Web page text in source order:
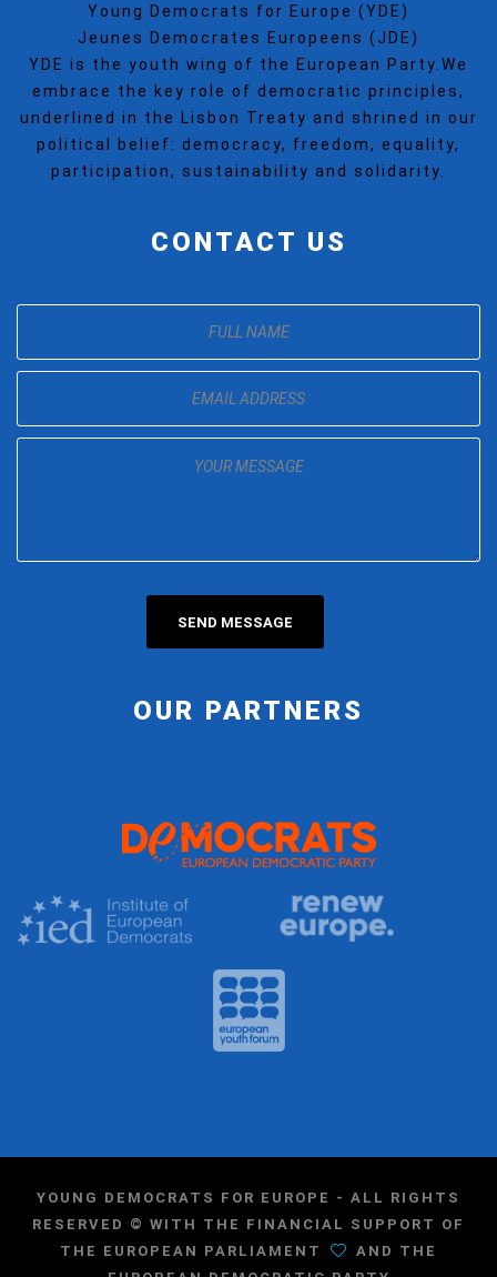
Young Democrats for Europe (YDE)
Jeunes Democrates Europeens (JDE)
YDE is the youth wing of the European Party.We
embrace the key role of democratic principles,
underlined in the Lisbon Treaty and shrined in our
political belief: democracy, freedom, equality,
participation, sustainability and solidarity.
CONTACT US
OUR PARTNERS
YOUNG DEMOCRATS FOR EUROPE - ALL RIGHTS
RESERVED © WITH THE FINANCIAL SUPPORT OF
THE EUROPEAN PARLIAMENT
AND THE